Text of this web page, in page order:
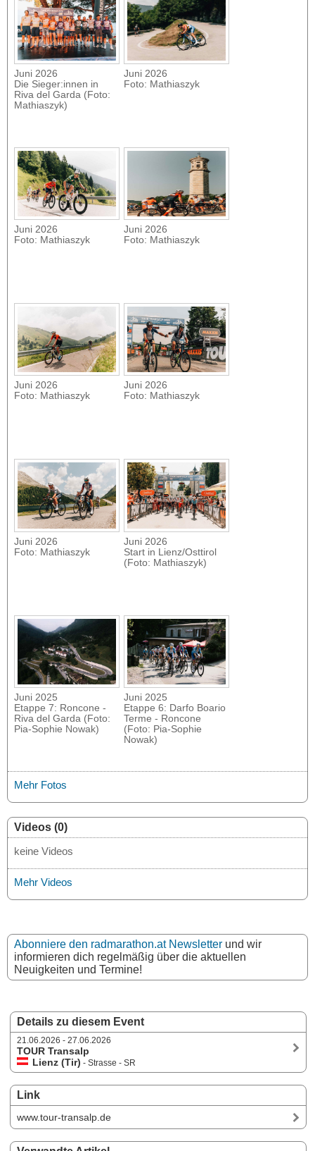
Details zu diesem Event
21.06.2026 - 27.06.2026
TOUR Transalp
Lienz (Tir) - Strasse - SR
Link
www.tour-transalp.de
Juni 2026
Die Sieger:innen in
Riva del Garda (Foto:
Mathiaszyk)
Juni 2026
Foto: Mathiaszyk
Juni 2026
Foto: Mathiaszyk
Juni 2026
Foto: Mathiaszyk
Juni 2026
Foto: Mathiaszyk
Juni 2026
Foto: Mathiaszyk
Juni 2026
Foto: Mathiaszyk
Juni 2026
Start in Lienz/Osttirol
(Foto: Mathiaszyk)
Juni 2025
Etappe 7: Roncone -
Riva del Garda (Foto:
Pia-Sophie Nowak)
Juni 2025
Etappe 6: Darfo Boario
Terme - Roncone
(Foto: Pia-Sophie
Nowak)
Mehr Fotos
Videos (0)
keine Videos
Mehr Videos
Abonniere den radmarathon.at Newsletter und wir
informieren dich regelmäßig über die aktuellen
Neuigkeiten und Termine!